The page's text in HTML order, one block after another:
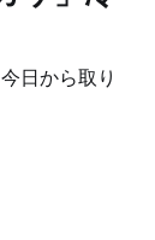
日から取り